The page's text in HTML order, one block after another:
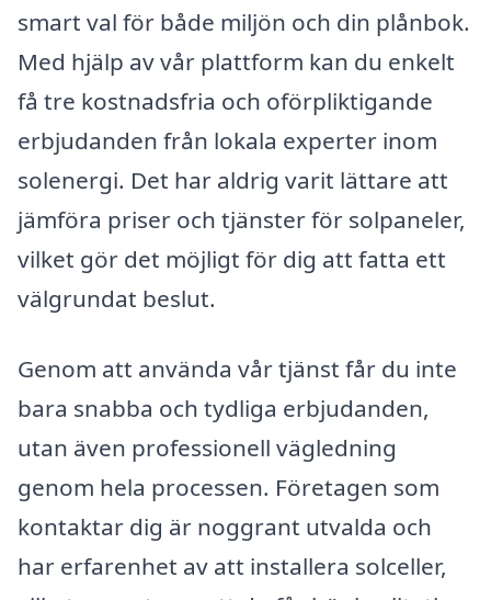
smart val för både miljön och din plånbok.
Med hjälp av vår plattform kan du enkelt
få tre kostnadsfria och oförpliktigande
erbjudanden från lokala experter inom
solenergi. Det har aldrig varit lättare att
jämföra priser och tjänster för solpaneler,
vilket gör det möjligt för dig att fatta ett
välgrundat beslut.
Genom att använda vår tjänst får du inte
bara snabba och tydliga erbjudanden,
utan även professionell vägledning
genom hela processen. Företagen som
kontaktar dig är noggrant utvalda och
har erfarenhet av att installera solceller,